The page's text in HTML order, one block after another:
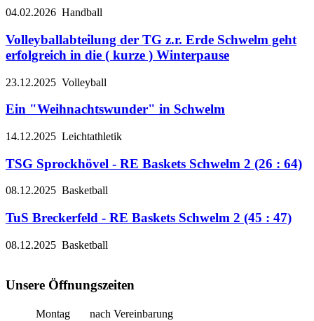
04.02.2026 Handball
Volleyballabteilung der TG z.r. Erde Schwelm geht
erfolgreich in die ( kurze ) Winterpause
23.12.2025 Volleyball
Ein "Weihnachtswunder" in Schwelm
14.12.2025 Leichtathletik
TSG Sprockhövel - RE Baskets Schwelm 2 (26 : 64)
08.12.2025 Basketball
TuS Breckerfeld - RE Baskets Schwelm 2 (45 : 47)
08.12.2025 Basketball
Unsere Öffnungszeiten
Montag
nach Vereinbarung